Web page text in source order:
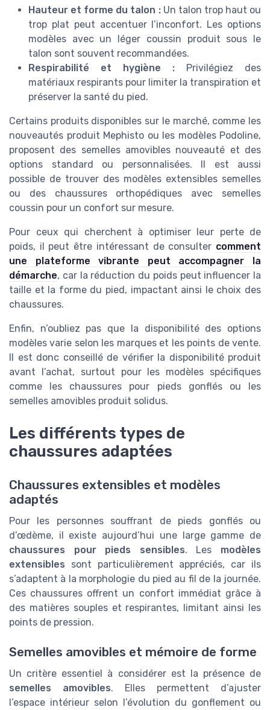
Hauteur et forme du talon :Un talon trop haut ou
trop plat peut accentuer l’inconfort. Les options
modèles avec un léger coussin produit sous le
talon sont souvent recommandées.
Respirabilité et hygiène : Privilégiez des
matériaux respirants pour limiter la transpiration et
préserver la santé du pied.
Certains produits disponibles sur le marché, comme les
nouveautés produit Mephisto ou les modèles Podoline,
proposent des semelles amovibles nouveauté et des
options standard ou personnalisées. Il est aussi
possible de trouver des modèles extensibles semelles
ou des chaussures orthopédiques avec semelles
coussin pour un confort sur mesure.
Pour ceux qui cherchent à optimiser leur perte de
poids, il peut être intéressant de consulter comment
une plateforme vibrante peut accompagner la
démarche, car la réduction du poids peut influencer la
taille et la forme du pied, impactant ainsi le choix des
chaussures.
Enfin, n’oubliez pas que la disponibilité des options
modèles varie selon les marques et les points de vente.
Il est donc conseillé de vérifier la disponibilité produit
avant l’achat, surtout pour les modèles spécifiques
comme les chaussures pour pieds gonflés ou les
semelles amovibles produit solidus.
Les différents types de
chaussures adaptées
Chaussures extensibles et modèles
adaptés
Pour les personnes souffrant de pieds gonflés ou
d’œdème, il existe aujourd’hui une large gamme de
chaussures pour pieds sensibles. Les modèles
extensibles sont particulièrement appréciés, car ils
s’adaptent à la morphologie du pied au fil de la journée.
Ces chaussures offrent un confort immédiat grâce à
des matières souples et respirantes, limitant ainsi les
points de pression.
Semelles amovibles et mémoire de forme
Un critère essentiel à considérer est la présence de
semelles amovibles. Elles permettent d’ajuster
l’espace intérieur selon l’évolution du gonflement ou